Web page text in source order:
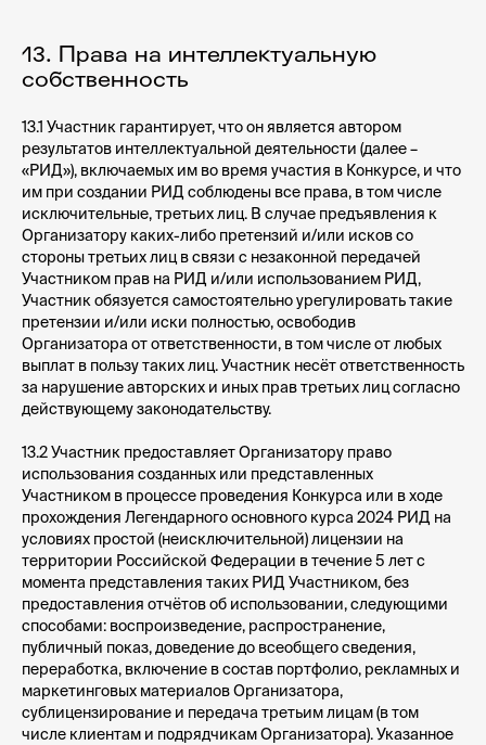
13. Права на интеллектуальную
собственность
13.1 Участник гарантирует, что он является автором
результатов интеллектуальной деятельности (далее –
«РИД»), включаемых им во время участия в Конкурсе, и что
им при создании РИД соблюдены все права, в том числе
исключительные, третьих лиц. В случае предъявления к
Организатору каких-либо претензий и/или исков со
стороны третьих лиц в связи с незаконной передачей
Участником прав на РИД и/или использованием РИД,
Участник обязуется самостоятельно урегулировать такие
претензии и/или иски полностью, освободив
Организатора от ответственности, в том числе от любых
выплат в пользу таких лиц. Участник несёт ответственность
за нарушение авторских и иных прав третьих лиц согласно
действующему законодательству.
13.2 Участник предоставляет Организатору право
использования созданных или представленных
Участником в процессе проведения Конкурса или в ходе
прохождения Легендарного основного курса 2024 РИД на
условиях простой (неисключительной) лицензии на
территории Российской Федерации в течение 5 лет с
момента представления таких РИД Участником, без
предоставления отчётов об использовании, следующими
способами: воспроизведение, распространение,
публичный показ, доведение до всеобщего сведения,
переработка, включение в состав портфолио, рекламных и
маркетинговых материалов Организатора,
сублицензирование и передача третьим лицам (в том
числе клиентам и подрядчикам Организатора). Указанное
© 2009 — 2026 ООО «Школа ИКРА»
Презентация об ИКРЕ